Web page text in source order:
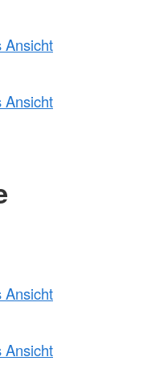
Ansicht
Ansicht
Ansicht
Ansicht